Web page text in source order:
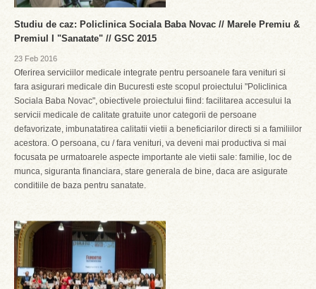
Studiu de caz: Policlinica Sociala Baba Novac // Marele Premiu &
Premiul I "Sanatate" // GSC 2015
23 Feb 2016
Oferirea serviciilor medicale integrate pentru persoanele fara venituri si
fara asigurari medicale din Bucuresti este scopul proiectului "Policlinica
Sociala Baba Novac", obiectivele proiectului fiind: facilitarea accesului la
servicii medicale de calitate gratuite unor categorii de persoane
defavorizate, imbunatatirea calitatii vietii a beneficiarilor directi si a familiilor
acestora. O persoana, cu / fara venituri, va deveni mai productiva si mai
focusata pe urmatoarele aspecte importante ale vietii sale: familie, loc de
munca, siguranta financiara, stare generala de bine, daca are asigurate
conditiile de baza pentru sanatate.